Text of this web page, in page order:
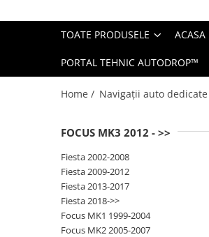
Mercedes Benz
TOATE PRODUSELE ACASA
PORTAL TEHNIC AUTODROP™
Home / Navigații auto
FOCUS MK3 2012 - >>
Fiesta 2002-2008
Fiesta 2009-2012
Fiesta 2013-2017
Fiesta 2018->>
Focus MK1 1999-2004
Focus MK2 2005-2007